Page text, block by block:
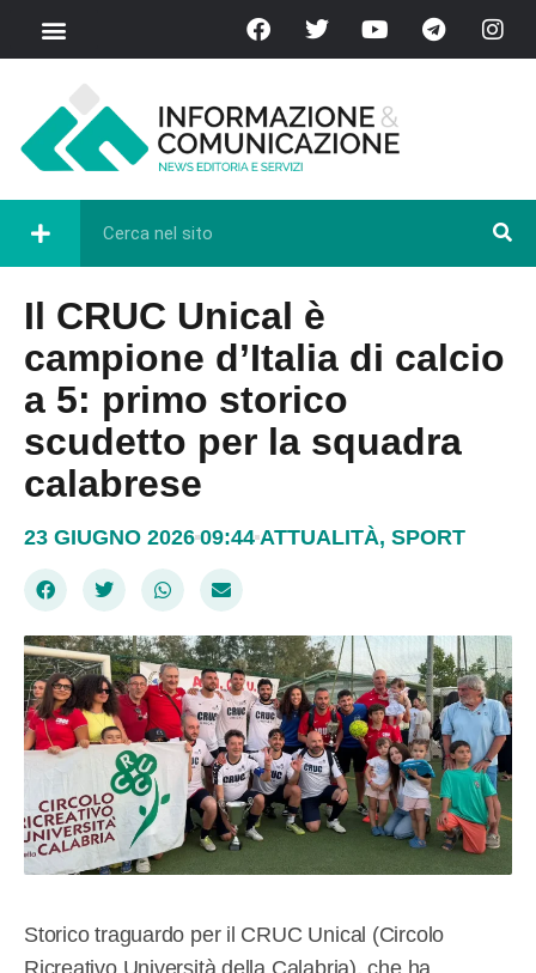
Il CRUC Unical è
campione d’Italia di calcio
a 5: primo storico
scudetto per la squadra
calabrese
23 GIUGNO 2026 09:44 ATTUALITÀ, SPORT
Storico traguardo per il CRUC Unical (Circolo
Ricreativo Università della Calabria), che ha